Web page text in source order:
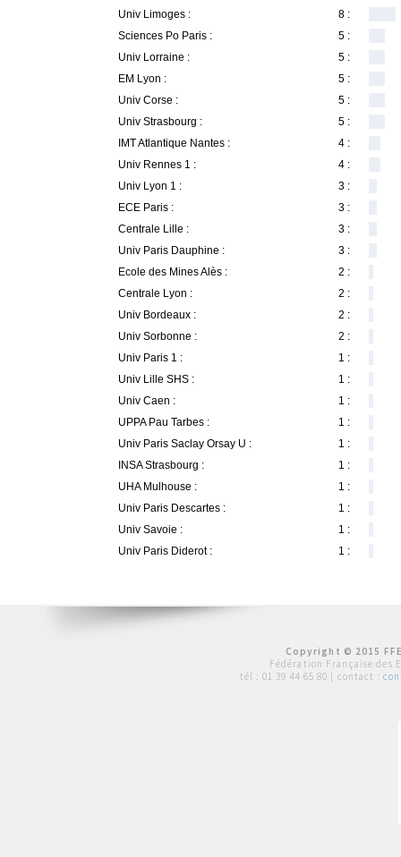
Univ Limoges :
8 :
Sciences Po Paris :
5 :
Univ Lorraine :
5 :
EM Lyon :
5 :
Univ Corse :
5 :
Univ Strasbourg :
5 :
IMT Atlantique Nantes :
4 :
Univ Rennes 1 :
4 :
Univ Lyon 1 :
3 :
ECE Paris :
3 :
Centrale Lille :
3 :
Univ Paris Dauphine :
3 :
Ecole des Mines Alès :
2 :
Centrale Lyon :
2 :
Univ Bordeaux :
2 :
Univ Sorbonne :
2 :
Univ Paris 1 :
1 :
Univ Lille SHS :
1 :
Univ Caen :
1 :
UPPA Pau Tarbes :
1 :
Univ Paris Saclay Orsay U :
1 :
INSA Strasbourg :
1 :
UHA Mulhouse :
1 :
Univ Paris Descartes :
1 :
Univ Savoie :
1 :
Univ Paris Diderot :
1 :
Copyright © 2015
Fédération Française des
tél : 01 39 44 65 80 | contact :